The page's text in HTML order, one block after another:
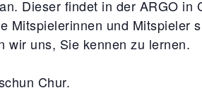
Dieser findet in der ARGO in
Mitspielerinnen und Mitspieler
wir uns, Sie kennen zu lernen.
Chur.